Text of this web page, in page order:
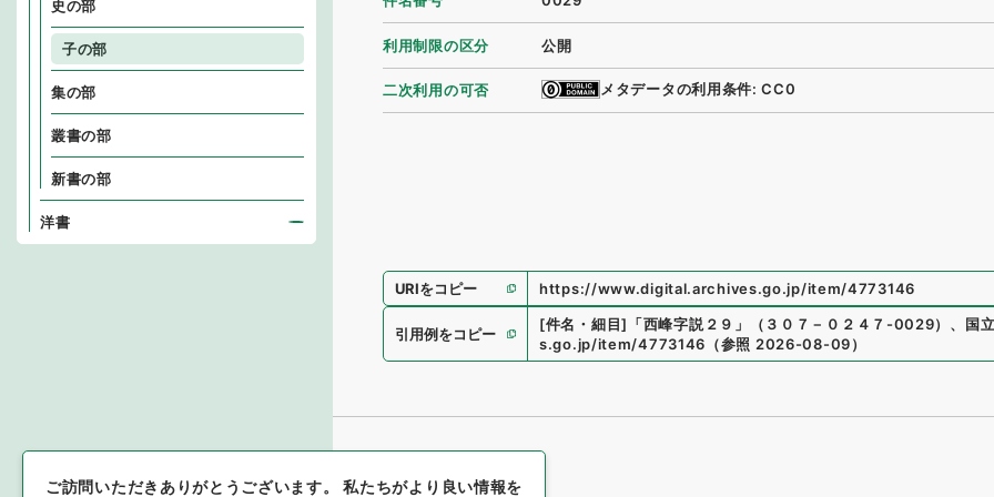
利用制限の区分 公開
二次利用の可否 メタデータの利用条件: CC0
URIをコピー https://www.digital.archives.go.jp/item/4773146
引用例をコピー
[件名・細目] 「西峰字説２９ 」 （ ３０７－０２４７-0029） 、 国
s.go.jp/item/4773146 （参照 2026-08-09）
史の部
子の部
集の部
叢書の部
新書の部
洋書
ご訪問いただきありがとうございます。私たちがより良い情報を